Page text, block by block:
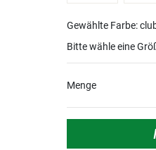
Gewählte Farbe:
Bitte wähle eine
Menge